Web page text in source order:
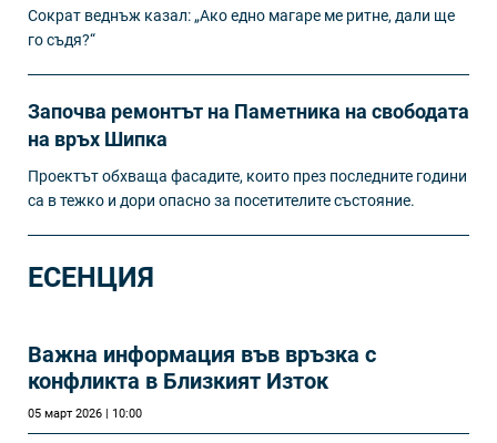
Сократ веднъж казал: „Ако едно магаре ме ритне, дали ще
го съдя?“
Започва ремонтът на Паметника на свободата
на връх Шипка
Проектът обхваща фасадите, които през последните години
са в тежко и дори опасно за посетителите състояние.
ЕСЕНЦИЯ
Важна информация във връзка с
конфликта в Близкият Изток
05 март 2026 | 10:00